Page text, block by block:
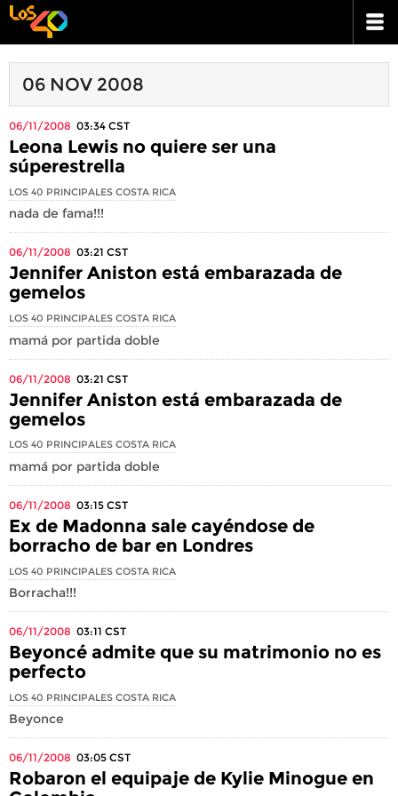
06 NOV 2008
06/11/2008 03:34 CST
Leona Lewis no quiere ser una
súperestrella
LOS 40 PRINCIPALES COSTA RICA
nada de fama!!!
06/11/2008 03:21 CST
Jennifer Aniston está embarazada de
gemelos
LOS 40 PRINCIPALES COSTA RICA
mamá por partida doble
06/11/2008 03:21 CST
Jennifer Aniston está embarazada de
gemelos
LOS 40 PRINCIPALES COSTA RICA
mamá por partida doble
06/11/2008 03:15 CST
Ex de Madonna sale cayéndose de
borracho de bar en Londres
LOS 40 PRINCIPALES COSTA RICA
Borracha!!!
06/11/2008 03:11 CST
Beyoncé admite que su matrimonio no es
perfecto
LOS 40 PRINCIPALES COSTA RICA
Beyonce
06/11/2008 03:05 CST
Robaron el equipaje de Kylie Minogue en